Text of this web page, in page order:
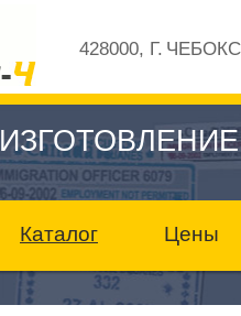
428000, Г.
Каталог Цены